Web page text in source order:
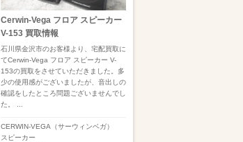
Cerwin-Vega フロア スピーカー
V-153 買取情報
石川県金沢市のお客様より、宅配買取に
てCerwin-Vega フロア スピーカー V-
153の買取をさせていただきました。多
少の使用感がございましたが、音出しの
確認をしたところ問題ございませんでし
た。 ...
CERWIN-VEGA（サーウィンベガ）
スピーカー